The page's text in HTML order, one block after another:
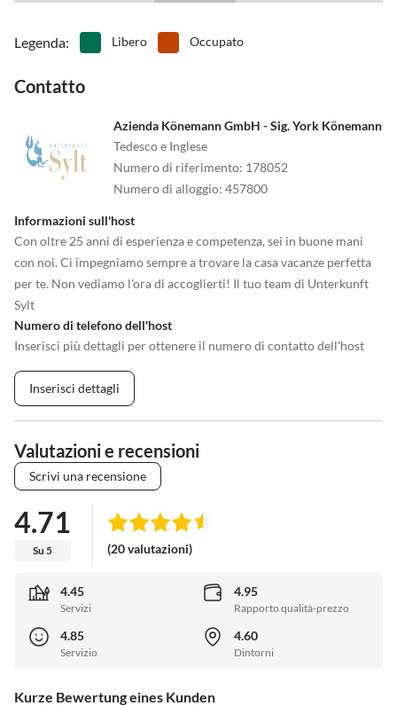
Legenda: Libero Occupato
Contatto
Azienda Könemann GmbH - Sig. York Könemann
Tedesco e Inglese
Numero di riferimento: 178052
Numero di alloggio: 457800
Informazioni sull'host
Con oltre 25 anni di esperienza e competenza, sei in buone mani
con noi. Ci impegniamo sempre a trovare la casa vacanze perfetta
per te. Non vediamo l'ora di accoglierti! Il tuo team di Unterkunft
Sylt
Numero di telefono dell'host
Inserisci più dettagli per ottenere il numero di contatto dell'host
Inserisci dettagli
Valutazioni e recensioni
Scrivi una recensione
4.71
Su 5 (20 valutazioni)
4.45
Servizi
4.95
Rapporto qualità-prezzo
4.85
Servizio
4.60
Dintorni
Kurze Bewertung eines Kunden